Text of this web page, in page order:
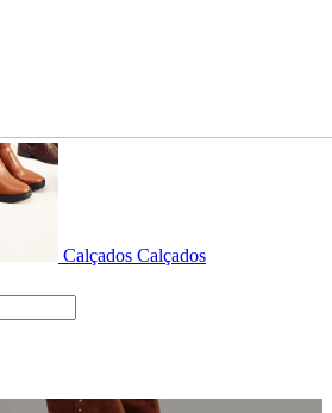
Calçados Calçados